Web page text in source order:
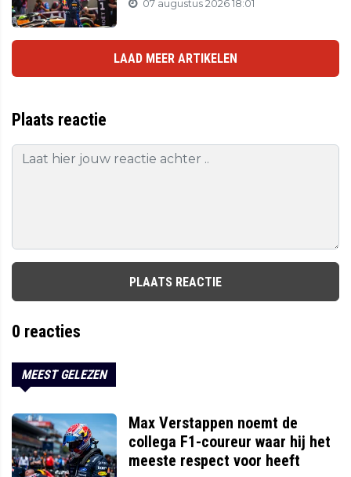
07 augustus 2026 18:01
LAAD MEER ARTIKELEN
Plaats reactie
PLAATS REACTIE
0 reacties
MEEST GELEZEN
Max Verstappen noemt de
collega F1-coureur waar hij het
meeste respect voor heeft